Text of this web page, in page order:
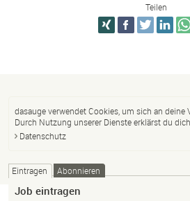
Teilen
dasauge verwendet Cookies, um sich an deine
Durch Nutzung unserer Dienste erklärst du
Datenschutz
Eintragen Abonnieren
Job eintragen